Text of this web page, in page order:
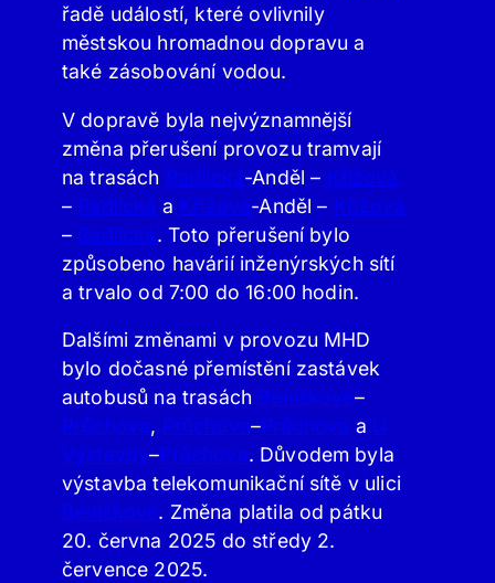
řadě událostí, které ovlivnily
městskou hromadnou dopravu a
také zásobování vodou.
V dopravě byla nejvýznamnější
změna přerušení provozu tramvají
na trasách Radlická-Anděl – Křížová
– Radlická a Křížová-Anděl – Křížová
– Radlická. Toto přerušení bylo
způsobeno havárií inženýrských sítí
a trvalo od 7:00 do 16:00 hodin.
Dalšími změnami v provozu MHD
bylo dočasné přemístění zastávek
autobusů na trasách Beníškové–
Průchova, Průchova–Průchova a U
Výstavby–Průchova. Důvodem byla
výstavba telekomunikační sítě v ulici
Beníškové. Změna platila od pátku
20. června 2025 do středy 2.
července 2025.